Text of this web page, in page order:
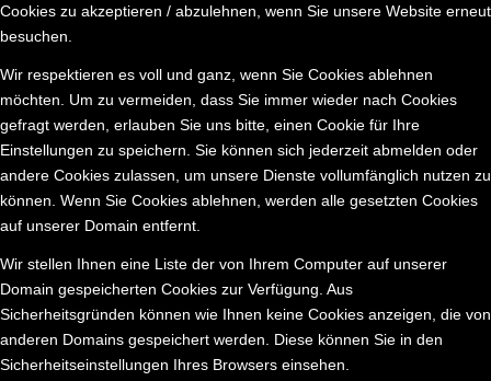
Cookies zu akzeptieren / abzulehnen, wenn Sie unsere Website erneut
besuchen.
Wir respektieren es voll und ganz, wenn Sie Cookies ablehnen
möchten. Um zu vermeiden, dass Sie immer wieder nach Cookies
gefragt werden, erlauben Sie uns bitte, einen Cookie für Ihre
Einstellungen zu speichern. Sie können sich jederzeit abmelden oder
andere Cookies zulassen, um unsere Dienste vollumfänglich nutzen zu
können. Wenn Sie Cookies ablehnen, werden alle gesetzten Cookies
auf unserer Domain entfernt.
Wir stellen Ihnen eine Liste der von Ihrem Computer auf unserer
Domain gespeicherten Cookies zur Verfügung. Aus
Sicherheitsgründen können wie Ihnen keine Cookies anzeigen, die von
anderen Domains gespeichert werden. Diese können Sie in den
Sicherheitseinstellungen Ihres Browsers einsehen.